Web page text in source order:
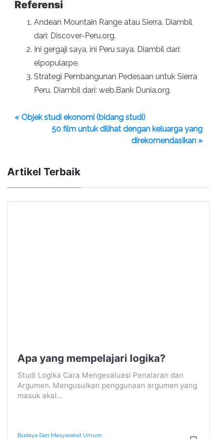
Referensi
Andean Mountain Range atau Sierra. Diambil
dari: Discover-Peru.org.
Ini gergaji saya, ini Peru saya. Diambil dari:
elpopular.pe.
Strategi Pembangunan Pedesaan untuk Sierra
Peru. Diambil dari: web.Bank Dunia.org.
« Objek studi ekonomi (bidang studi)
50 film untuk dilihat dengan keluarga yang
direkomendasikan »
Artikel Terbaik
Apa yang mempelajari logika?
Studi Logika Cara Mengevaluasi Penalaran dan
Argumen. Mengusulkan penggunaan argumen yang
masuk akal...
Budaya Dan Masyarakat Umum